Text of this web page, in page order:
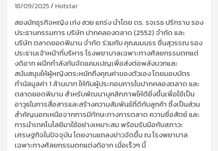
18/09/2025 Hotstar
สองนักธุรกิจหญิง เก่ง สวย แกร่ง นำโดย ดร. รจเรธ ปรีกราน รอง
ประธานกรรมการ บริษัท ปากคลองตลาด (2552) จำกัด และ
บริษัท ตลาดยอดพิมาน จำกัด ร่วมกับ คุณนมนรร ชื่นสุวรรณ รอง
ประธานเจ้าหน้าที่บริหาร โรงพยาบาลเฉพาะทางศัลยกรรมตกแต่
งดิอาท ผนึกกำลังกันจัดแคมเปญเพื่อส่งต่อพลังบวกและ
สนับสนุนให้ผู้หญิงตระหนักถึงคุณค่าของตัวเอง โดยมอบบัตร
กำนัลมูลค่า 1 ล้านบาท ให้กับผู้ประกอบการในปากคลองตลาด และ
ตลาดยอดพิมาน สำหรับพัฒนาบุคลิกภาพให้ดียิ่งขึ้นเพื่อใช้เป็น
อาวุธในการสื่อสารและสร้างความสัมพันธ์ที่ดีกับลูกค้า ซึ่งเป็นส่วน
สำคัญนอกเหนือจากการมีทักษะทางการตลาด ความซื่อสัตย์ และ
การนำเทคโนโลยีมาใช้อย่างเหมาะสม พร้อมรับมือกับสภาวะ
เศรษฐกิจในปัจจุบัน โดยงานแถลงข่าวจัดขึ้น ณ โรงพยาบาล
เฉพาะทางศัลยกรรมตกแต่งดิอาท เมื่อเร็วๆ นี้